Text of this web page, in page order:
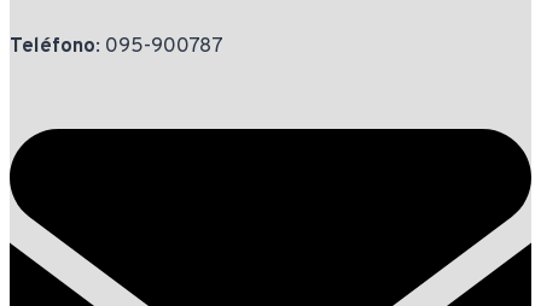
Teléfono: 095-900787